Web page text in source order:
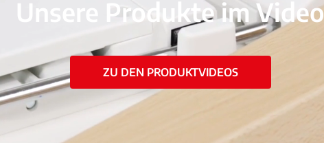
Unsere Produkte im Video
ZU DEN PRODUKTVIDEOS